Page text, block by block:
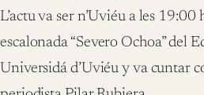
L’actu va ser n’Uviéu a les 19:00
escalonada “Severo Ochoa” del
Universidá d’Uviéu y va cuntar